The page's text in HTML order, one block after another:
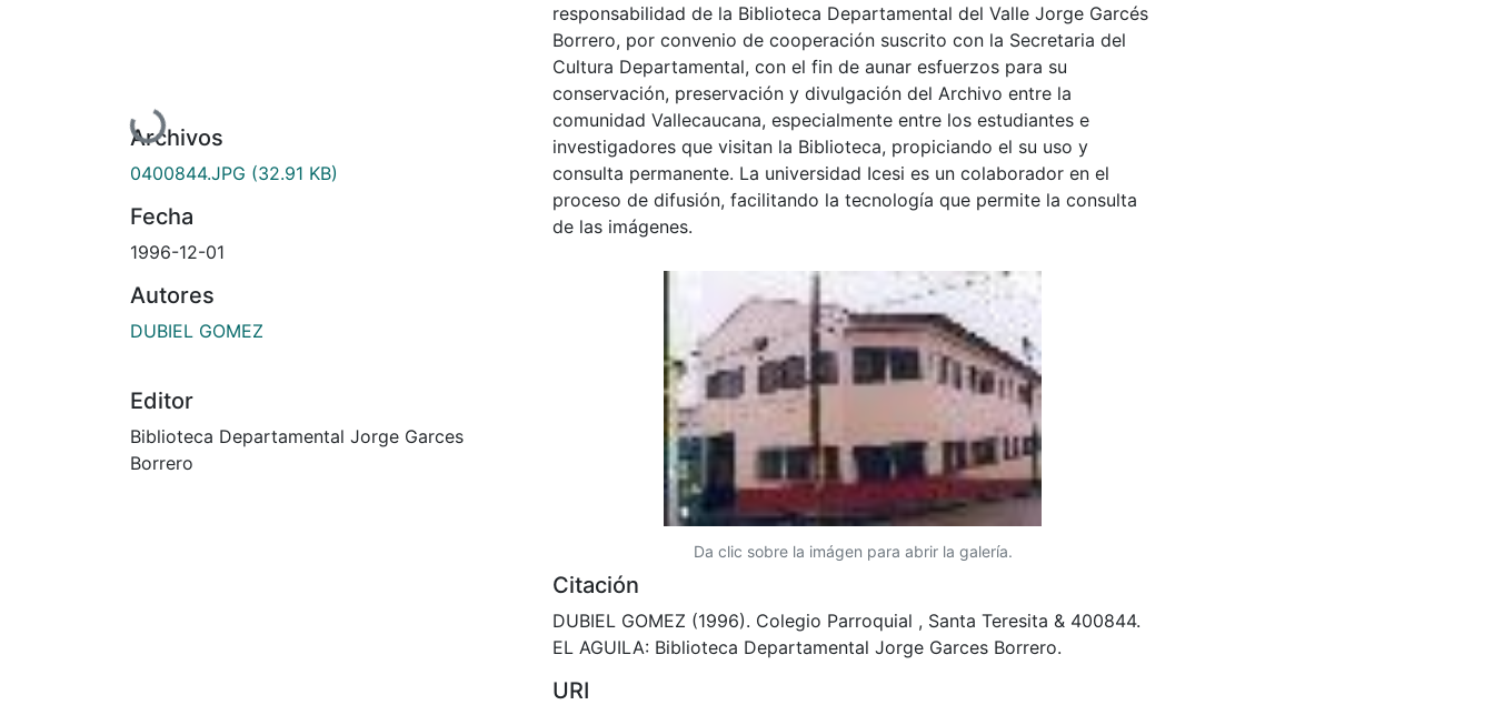
Cargando...
Archivos
0400844.JPG (32.91 KB)
Fecha
1996-12-01
Autores
DUBIEL GOMEZ
Editor
Biblioteca Departamental Jorge Garces
Borrero
responsabilidad de la Biblioteca Departamental del Valle Jorge Garcés
Borrero, por convenio de cooperación suscrito con la Secretaria del
Cultura Departamental, con el fin de aunar esfuerzos para su
conservación, preservación y divulgación del Archivo entre la
comunidad Vallecaucana, especialmente entre los estudiantes e
investigadores que visitan la Biblioteca, propiciando el su uso y
consulta permanente. La universidad Icesi es un colaborador en el
proceso de difusión, facilitando la tecnología que permite la consulta
de las imágenes.
Da clic sobre la imágen para abrir la galería.
Citación
DUBIEL GOMEZ (1996). Colegio Parroquial , Santa Teresita & 400844.
EL AGUILA: Biblioteca Departamental Jorge Garces Borrero.
URI